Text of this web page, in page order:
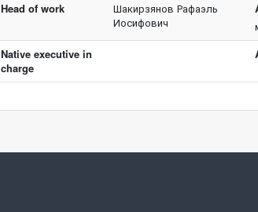
Head of work
Шакирзянов Рафаэль
Иосифович
Native executive in
charge